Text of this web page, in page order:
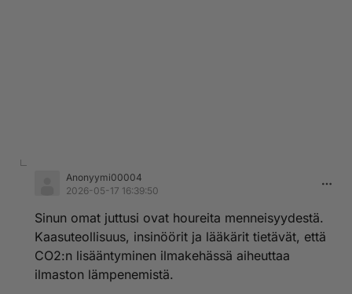
Anonyymi00004
2026-05-17 16:39:50
Sinun omat juttusi ovat houreita menneisyydestä.
Kaasuteollisuus, insinöörit ja lääkärit tietävät, että
CO2:n lisääntyminen ilmakehässä aiheuttaa
ilmaston lämpenemistä.